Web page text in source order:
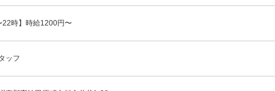
22時】時給1200円〜
ッフ